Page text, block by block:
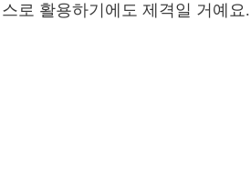
로 활용하기에도 제격일 거예요.